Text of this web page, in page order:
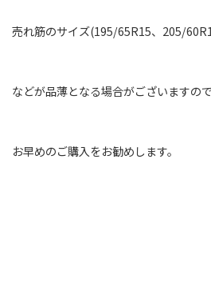
売れ筋のサイズ(195/65R15、205/
などが品薄となる場合がございますので
お早めのご購入をお勧めします。